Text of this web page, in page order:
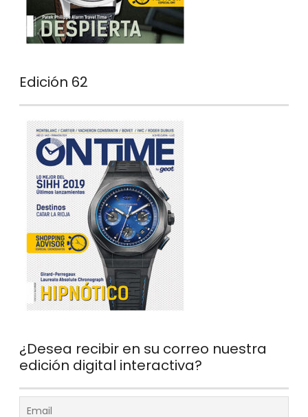
Edición 62
¿Desea recibir en su correo nuestra
edición digital interactiva?